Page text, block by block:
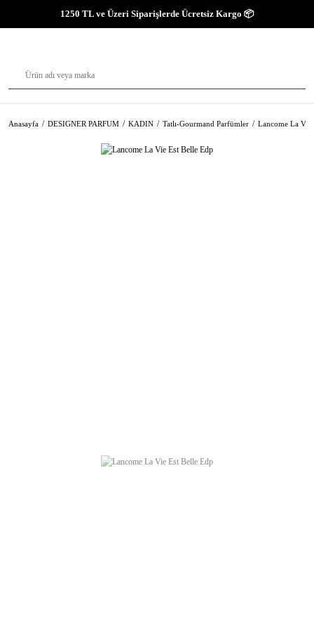
1250 TL ve Üzeri Siparişlerde Ücretsiz Kargo 📦
Anasayfa DESIGNER PARFUM KADIN Tatlı-Gourmand Parfümler Lancome La Vie